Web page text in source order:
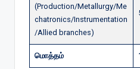
(Production/Metallurgy/Me
chatronics/Instrumentation
/Allied branches)
மொத்தம்